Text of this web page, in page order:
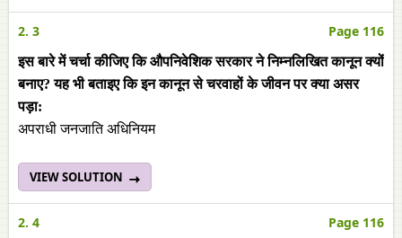
2. 3 Page 116
इस बारे में चर्चा कीजिए कि औपनिवेशिक सरकार ने निम्नलिखित कानून क्यों
बनाए? यह भी बताइए कि इन कानून से चरवाहों के जीवन पर क्या असर
पड़ा:
अपराधी जनजाति अधिनियम
VIEW SOLUTION
2. 4 Page 116